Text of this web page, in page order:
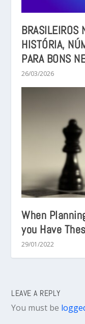
BRASILEIROS
HISTÓRIA,
PARA BONS
26/03/2026
When
you Have
29/01/2022
LEAVE A REPLY
You must be